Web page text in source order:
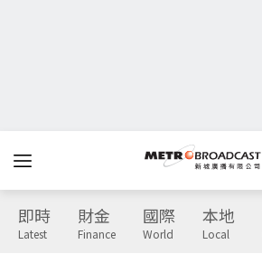
即時
Latest
財金
Finance
國際
World
本地
Local